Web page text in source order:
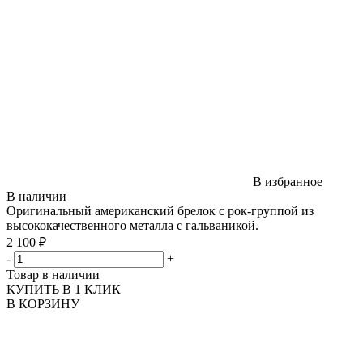
В избранное
В наличии
Оригинальный американский брелок с рок-группой из
высококачественного металла с гальваникой.
2 100 ₽
-
+
Товар в наличии
КУПИТЬ В 1 КЛИК
В КОРЗИНУ